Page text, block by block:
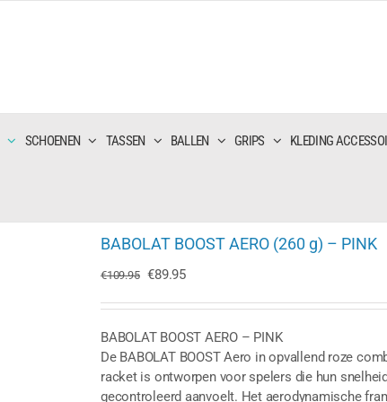
SCHOENEN TASSEN BALLEN GRIPS KLEDING
BABOLAT BOOST AERO (260 g) – PINK
€109.95 Oorspronkelijke
was:
€109.95.
€89.95Huidige
is:
€89.95.
BABOLAT BOOST AERO – PINK
De BABOLAT BOOST Aero in opvallend roze
racket is ontworpen voor spelers die hun
gecontroleerd aanvoelt. Het aerodynamische